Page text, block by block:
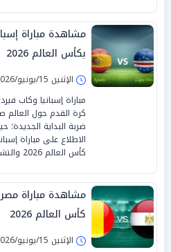
مشاهدة مباراة
بكأس العالم 2026
الإثنين 15/يونيو/2026 - 06:57 م
مباراة إسبانيا وكاب
كرة القدم حول العالم
ضربة البداية الجديدة؛
الاطلاع على مباراة
كأس العالم 2026 والتشكيل.
مشاهدة مباراة
كأس العالم 2026
الإثنين 15/يونيو/2026 - 06:52 م